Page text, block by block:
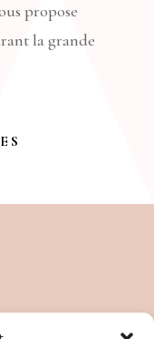
propose
la grande